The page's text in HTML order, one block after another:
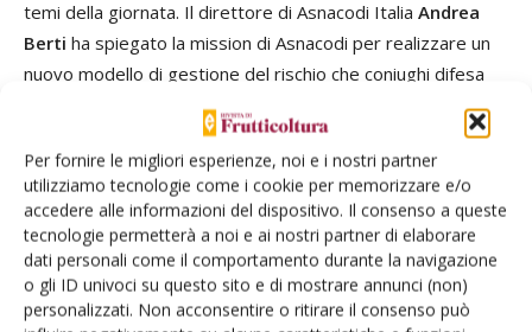
Per fornire le migliori esperienze, noi e i nostri partner
utilizziamo tecnologie come i cookie per memorizzare e/o
accedere alle informazioni del dispositivo. Il consenso a queste
tecnologie permetterà a noi e ai nostri partner di elaborare
dati personali come il comportamento durante la navigazione
o gli ID univoci su questo sito e di mostrare annunci (non)
personalizzati. Non acconsentire o ritirare il consenso può
temi della giornata. Il direttore di Asnacodi Italia Andrea
Berti ha spiegato la mission di Asnacodi per realizzare un
nuovo modello di gestione del rischio che coniughi difesa
attiva e passiva, diversificando rischi e strumenti di
protezione con l'aiuto delle nuove tecnologie.